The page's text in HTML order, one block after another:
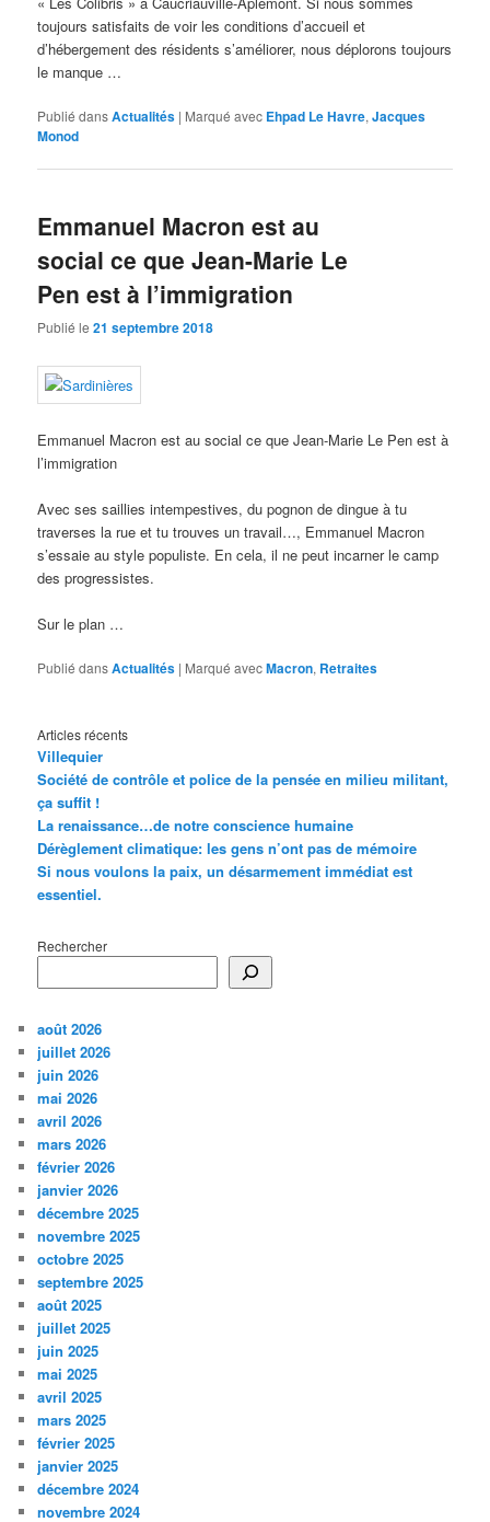
toujours satisfaits de voir les conditions d’accueil et
d’hébergement des résidents s’améliorer, nous déplorons toujours
le manque …
Publié dansActualités | Marqué avec Ehpad Le Havre,Jacques
Monod
Emmanuel Macron est au
social ce que Jean-Marie Le
Pen est à l’immigration
Publié le21 septembre 2018
Emmanuel Macron est au social ce que Jean-Marie Le Pen est à
l’immigration
Avec ses saillies intempestives, du pognon de dingue à tu
traverses la rue et tu trouves un travail…, Emmanuel Macron
s’essaie au style populiste. En cela, il ne peut incarner le camp
des progressistes.
Sur le plan …
Publié dansActualités | Marqué avecMacron, Retraites
Articles récents
Villequier
Société de contrôle et police de la pensée en milieu militant,
ça suffit !
La renaissance…de notre conscience humaine
Dérèglement climatique: les gens n’ont pas de mémoire
Si nous voulons la paix, un désarmement immédiat est
essentiel.
Rechercher
août 2026
juillet 2026
juin 2026
mai 2026
avril 2026
mars 2026
février 2026
janvier 2026
décembre 2025
novembre 2025
octobre 2025
septembre 2025
août 2025
juillet 2025
juin 2025
mai 2025
avril 2025
mars 2025
février 2025
janvier 2025
décembre 2024
novembre 2024